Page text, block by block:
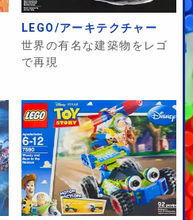
LEGO/アーキテクチャー
世界の有名な建築物をレゴ
で再現